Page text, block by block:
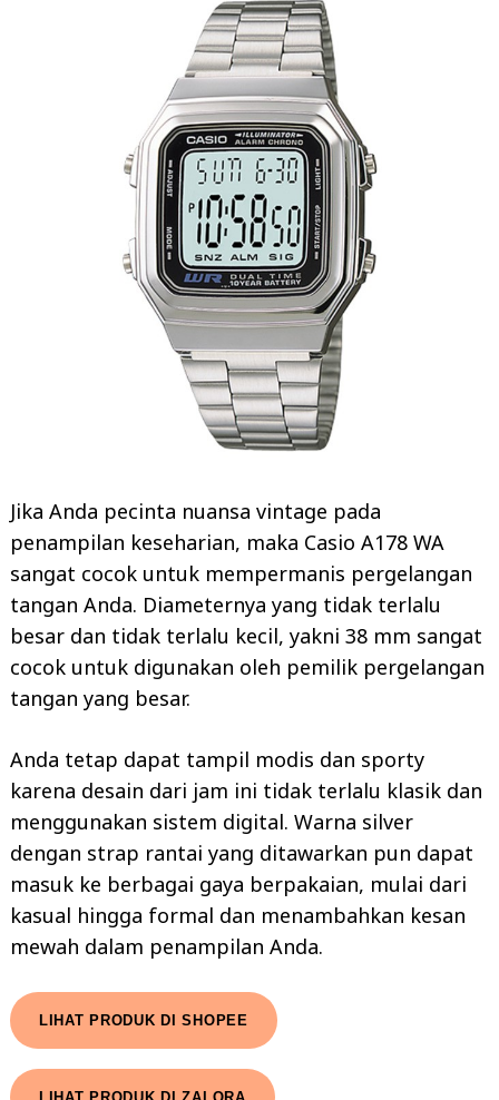
Jika Anda pecinta nuansa vintage pada
penampilan keseharian, maka Casio A178 WA
sangat cocok untuk mempermanis pergelangan
tangan Anda. Diameternya yang tidak terlalu
besar dan tidak terlalu kecil, yakni 38 mm sangat
cocok untuk digunakan oleh pemilik pergelangan
tangan yang besar.
Anda tetap dapat tampil modis dan sporty
karena desain dari jam ini tidak terlalu klasik dan
menggunakan sistem digital. Warna silver
dengan strap rantai yang ditawarkan pun dapat
masuk ke berbagai gaya berpakaian, mulai dari
kasual hingga formal dan menambahkan kesan
mewah dalam penampilan Anda.
LIHAT PRODUK DI SHOPEE